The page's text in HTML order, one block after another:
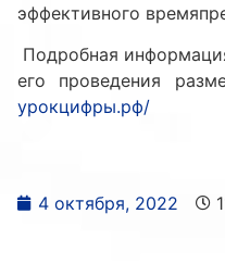
эффективного
Подробная
его проведения
урокцифры.рф/
4 октября, 2022